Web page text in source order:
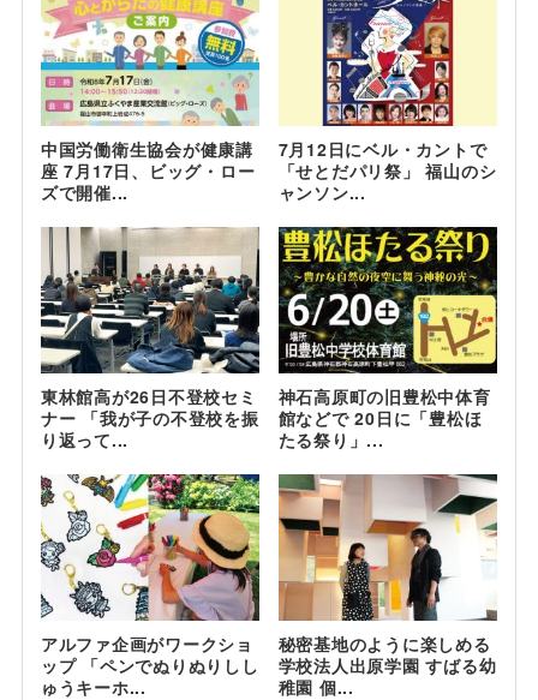
中国労働衛生協会が健康講
座 7月17日、ビッグ・ロー
ズで開催...
7月12日にベル・カントで
「せとだパリ祭」 福山のシ
ャンソン...
東林館高が26日不登校セミ
ナー 「我が子の不登校を振
り返って...
神石高原町の旧豊松中体育
館などで 20日に「豊松ほ
たる祭り」...
アルファ企画がワークショ
ップ 「ペンでぬりぬりしし
ゅうキーホ...
秘密基地のように楽しめる
学校法人出原学園 すばる幼
稚園 個...